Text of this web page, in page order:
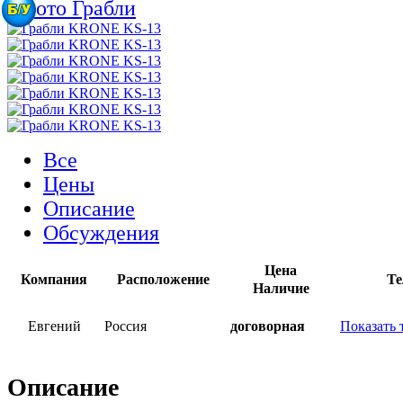
Все
Цены
Описание
Обсуждения
Компания Расположение
Цена
Наличие
Евгений Россия договорная Показать
Описание